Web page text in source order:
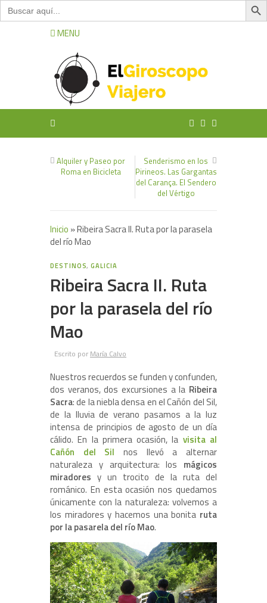
Buscar:
MENU
Alquiler y Paseo por
Roma en Bicicleta
Senderismo en los
Pirineos. Las Gargantas
del Carança. El Sendero
del Vértigo
Inicio »Ribeira Sacra II. Ruta por la parasela
del río Mao
DESTINOS,GALICIA
Ribeira Sacra II. Ruta
por la parasela del río
Mao
Escrito por María Calvo
Nuestros recuerdos se funden y confunden,
dos veranos, dos excursiones a la Ribeira
Sacra: de la niebla densa en el Cañón del Sil,
de la lluvia de verano pasamos a la luz
intensa de principios de agosto de un día
cálido. En la primera ocasión, la visita al
Cañón del Sil nos llevó a alternar
naturaleza y arquitectura: los mágicos
miradores y un trocito de la ruta del
románico. En esta ocasión nos quedamos
únicamente con la naturaleza: volvemos a
los miradores y hacemos una bonita ruta
por lapasarela del río Mao.